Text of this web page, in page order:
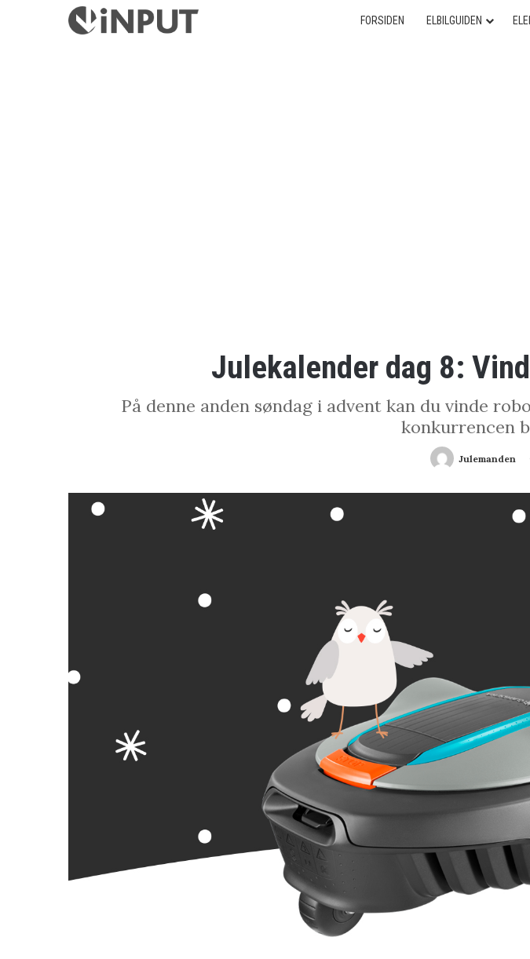
FORSIDEN ELBILGUIDEN
Julekalender dag 8:
På denne anden søndag i advent kan du vinde
konkurrencen
Julemanden